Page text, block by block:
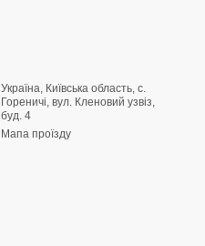
Україна, Київська область, с.
Гореничі, вул. Кленовий узвіз,
буд. 4
Мапа проїзду